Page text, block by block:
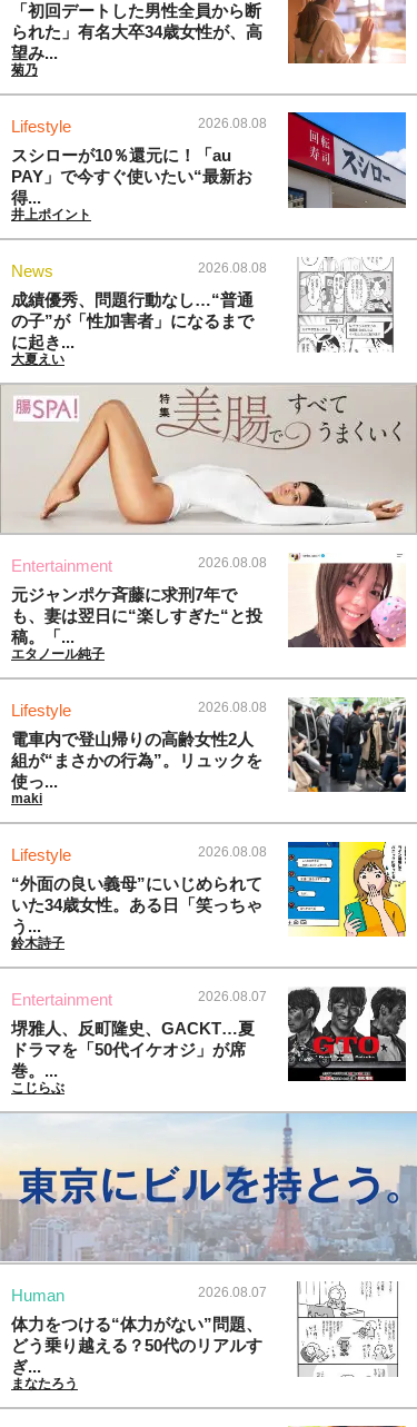
「初回デートした男性全員から断
られた」有名大卒34歳女性が、高
望み...
菊乃
Lifestyle 2026.08.08
スシローが10％還元に！「au
PAY」で今すぐ使いたい“最新お
得...
井上ポイント
News 2026.08.08
成績優秀、問題行動なし…“普通
の子”が「性加害者」になるまで
に起き...
大夏えい
Entertainment 2026.08.08
元ジャンポケ斉藤に求刑7年で
も、妻は翌日に“楽しすぎた“と投
稿。「...
エタノール純子
Lifestyle 2026.08.08
電車内で登山帰りの高齢女性2人
組が“まさかの行為”。リュックを
使っ...
maki
Lifestyle 2026.08.08
“外面の良い義母”にいじめられて
いた34歳女性。ある日「笑っちゃ
う...
鈴木詩子
Entertainment 2026.08.07
堺雅人、反町隆史、GACKT…夏
ドラマを「50代イケオジ」が席
巻。...
こじらぶ
Human 2026.08.07
体力をつける“体力がない”問題、
どう乗り越える？50代のリアルす
ぎ...
まなたろう